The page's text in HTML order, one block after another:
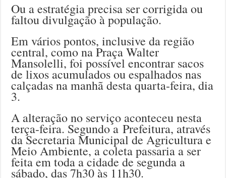
Ou a estratégia precisa ser corrigida ou
faltou divulgação à população.
Em vários pontos, inclusive da região
central, como na Praça Walter
Mansolelli, foi possível encontrar sacos
de lixos acumulados ou espalhados nas
calçadas na manhã desta quarta-feira, dia
3.
A alteração no serviço aconteceu nesta
terça-feira. Segundo a Prefeitura, através
da Secretaria Municipal de Agricultura e
Meio Ambiente, a coleta passaria a ser
feita em toda a cidade de segunda a
sábado, das 7h30 às 11h30.